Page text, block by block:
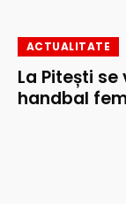
ACTUALITATE
La Pitești
handbal